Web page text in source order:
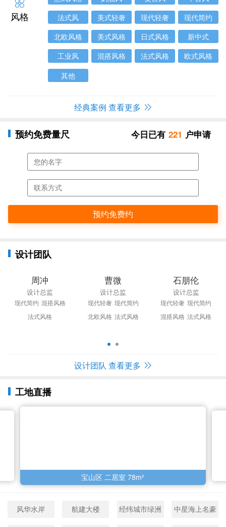
风格
法式风
美式轻奢 现代轻奢
现代简约
北欧风格
美式风格 日式风格
新中式
工业风
混搭风格 法式风格
欧式风格
其他
经典案例 查看更多
预约免费量尺 今日已有 221 户申请
设计团队
周冲
设计总监
现代简约 混搭风格
法式风格
曹微
设计总监
现代轻奢 现代简约
北欧风格 法式风格
石朋伦
设计总监
现代轻奢 现代简约
混搭风格 法式风格
设计团队 查看更多
工地直播
宝山区 二居室 78m²
风华水岸 航建大楼 经纬城市绿洲
中星海上名豪